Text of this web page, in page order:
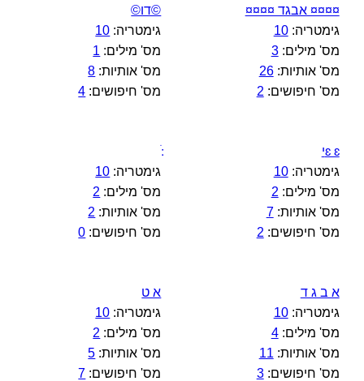
¤¤¤¤ אבגד ¤¤¤¤
גימטריה:10
מס' מילים:3
מס' אותיות:26
מס' חיפושים: 2
©דו©
גימטריה: 10
מס' מילים: 1
מס' אותיות: 8
מס' חיפושים: 4
ɛ ɛי
גימטריה:10
מס' מילים: 2
מס' אותיות:7
מס' חיפושים: 2
גימטריה: 10
מס' מילים: 2
מס' אותיות: 2
מס' חיפושים: 0
א ב ג ד
גימטריה:10
מס' מילים:4
מס' אותיות: 11
מס' חיפושים:3
א ט
גימטריה: 10
מס' מילים: 2
מס' אותיות: 5
מס' חיפושים: 7